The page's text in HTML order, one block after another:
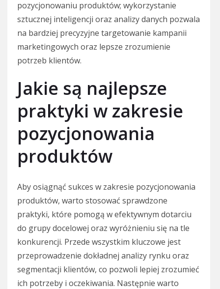
pozycjonowaniu produktów; wykorzystanie
sztucznej inteligencji oraz analizy danych pozwala
na bardziej precyzyjne targetowanie kampanii
marketingowych oraz lepsze zrozumienie
potrzeb klientów.
Jakie są najlepsze
praktyki w zakresie
pozycjonowania
produktów
Aby osiągnąć sukces w zakresie pozycjonowania
produktów, warto stosować sprawdzone
praktyki, które pomogą w efektywnym dotarciu
do grupy docelowej oraz wyróżnieniu się na tle
konkurencji. Przede wszystkim kluczowe jest
przeprowadzenie dokładnej analizy rynku oraz
segmentacji klientów, co pozwoli lepiej zrozumieć
ich potrzeby i oczekiwania. Następnie warto